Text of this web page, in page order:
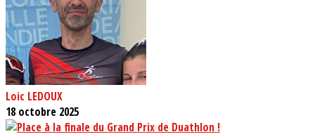
Loic LEDOUX
18 octobre 2025